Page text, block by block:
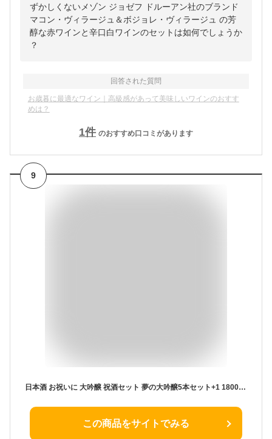
ずかしくないメゾン ジョゼフ ドルーアン社のブランド
マコン・ヴィラージュ＆ボジョレ・ヴィラージュ の芳
醇な赤ワインと辛口白ワインのセットは如何でしょうか
？
回答された質問
お歳暮に最適なワイン｜高級感があって美味しいワインのおすす
めは？
1件 のおすすめ口コミがあります
9
日本酒 お祝いに 大吟醸 祝酒セット 夢の大吟醸5本セット+1 1800ml 6本 セット 夢の大吟醸 辛口 のし可能 福袋 送料無料 日本酒 飲み比べセット ミツワ酒販 清酒 酒 クリスマス お年賀 御歳暮 お歳暮 お酒 セット お歳暮 日本酒 飲み比べ ギフト 父親 誕生日 プレゼント
この商品をサイトでみる